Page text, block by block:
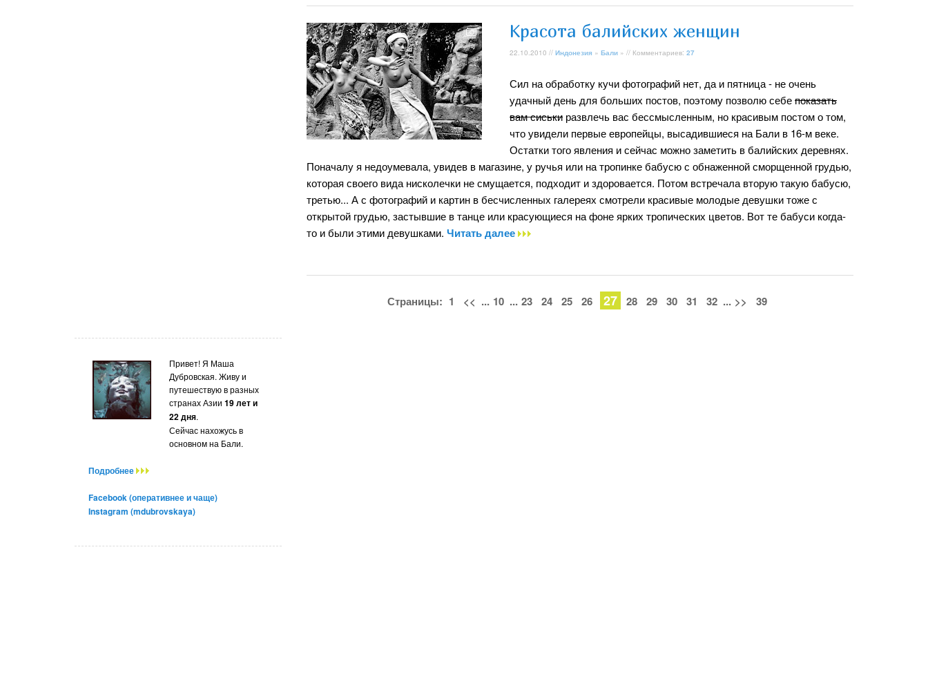
Красота балийских женщин
22.10.2010 // Индонезия » Бали » // Комментариев: 27
Сил на обработку кучи фотографий нет, да и пятница - не очень
удачный день для больших постов, поэтому позволю себепоказать
вам сиськи развлечь вас бессмысленным, но красивым постом о том,
что увидели первые европейцы, высадившиеся на Бали в 16-м веке.
Остатки того явления и сейчас можно заметить в балийских деревнях.
Поначалу я недоумевала, увидев в магазине, у ручья или на тропинке бабусю с обнаженной сморщенной грудью,
которая своего вида нисколечки не смущается, подходит и здоровается. Потом встречала вторую такую бабусю,
третью... А с фотографий и картин в бесчисленных галереях смотрели красивые молодые девушки тоже с
открытой грудью, застывшие в танце или красующиеся на фоне ярких тропических цветов. Вот те бабуси когда-
то и были этими девушками. Читать далее
Страницы: 1 << ... 10 ... 23 24 25 26 27 28 29 30 31 32 ... >> 39
Привет! Я Маша
Дубровская. Живу и
путешествую в разных
странах Азии 19 лет и
22 дня.
Сейчас нахожусь в
основном на Бали.
Подробнее
Facebook (оперативнее и чаще)
Instagram (mdubrovskaya)